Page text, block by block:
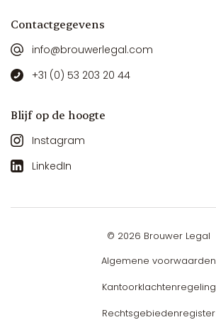
Contactgegevens
info@brouwerlegal.com
+31 (0) 53 203 20 44
Blijf op de hoogte
Instagram
© 2026 Brouwer Legal
Algemene voorwaarden
Kantoorklachtenregeling